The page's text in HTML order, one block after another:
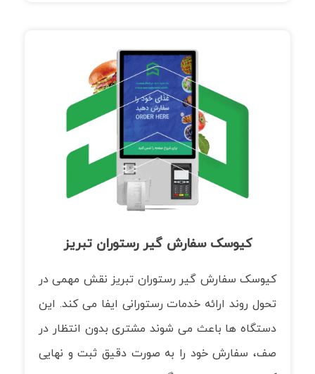
کیوسک سفارش گیر رستوران تبریز
کیوسک سفارش گیر رستوران تبریز نقش مهمی در
تحول روند ارائه خدمات رستورانی ایفا می کند. این
دستگاه ها باعث می شوند مشتری بدون انتظار در
صف، سفارش خود را به صورت دقیق ثبت و نهایی